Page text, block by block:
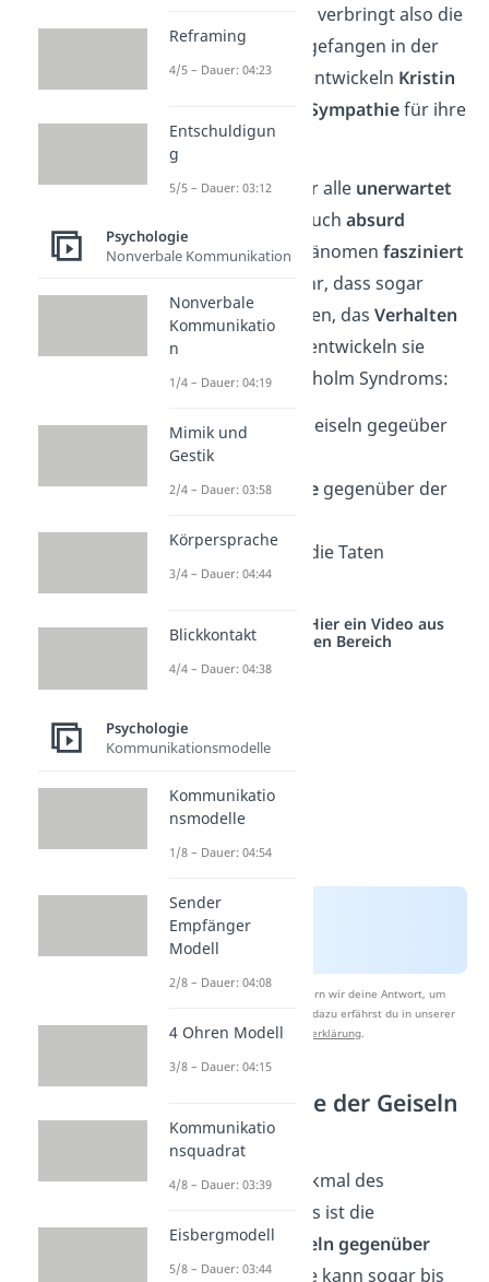
Kristin verbringt also die
nächstenfünf Tage
gefangen in der
Bank. In dieser Zeit entwickeln Kristin
Sympathiefür ihre
Entführer.
Eine Dynamik, die für alle unerwartet
kommt und zuerst auch absurd
erscheint. Dieses Phänomen fasziniert
die Menschen so sehr, dass sogar
Psychologen beginnen, das Verhalten
zu studieren. Dabei entwickeln sie
Merkmaledes Stockholm Syndroms:
Sympathie
der Geiseln gegeüber
dem Entführer
negative Gefühlegegenüber der
Verständnis für die Taten
der Entführer
Studyflix vernetzt: Hier ein Video aus
einem anderen Bereich
Nach Beantwortung speichern wir deine Antwort, um
Studyflix zu verbessern. Mehr dazu erfährst du in unserer
Datenschutzerklärung.
Positive Gefühle der Geiseln
zum Entführer
Das auffälligste Merkmal des
Stockholm-Syndroms ist die
SympathiederGeiseln gegenüber
ihren Entführern
. Sie kann sogar bis
Reframing
4/5 – Dauer: 04:23
Entschuldigun
g
5/5 – Dauer: 03:12
Psychologie
Nonverbale Kommunikation
Nonverbale
Kommunikatio
n
1/4 – Dauer: 04:19
Mimik und
Gestik
2/4 – Dauer: 03:58
Körpersprache
3/4 – Dauer: 04:44
Blickkontakt
4/4 – Dauer: 04:38
Psychologie
Kommunikationsmodelle
Kommunikatio
nsmodelle
1/8 – Dauer: 04:54
Sender
Empfänger
Modell
2/8 – Dauer: 04:08
4 Ohren Modell
3/8 – Dauer: 04:15
Kommunikatio
nsquadrat
4/8 – Dauer: 03:39
Eisbergmodell
5/8 – Dauer: 03:44